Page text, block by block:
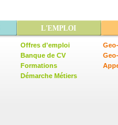
L'EMPLOI
Offres d'emploi
Banque de CV
Formations
Démarche Métiers